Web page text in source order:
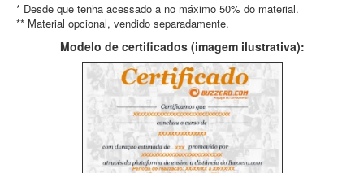
* Desde que tenha acessado a no máximo 50% do material.
** Material opcional, vendido separadamente.
Modelo de certificados (imagem ilustrativa):